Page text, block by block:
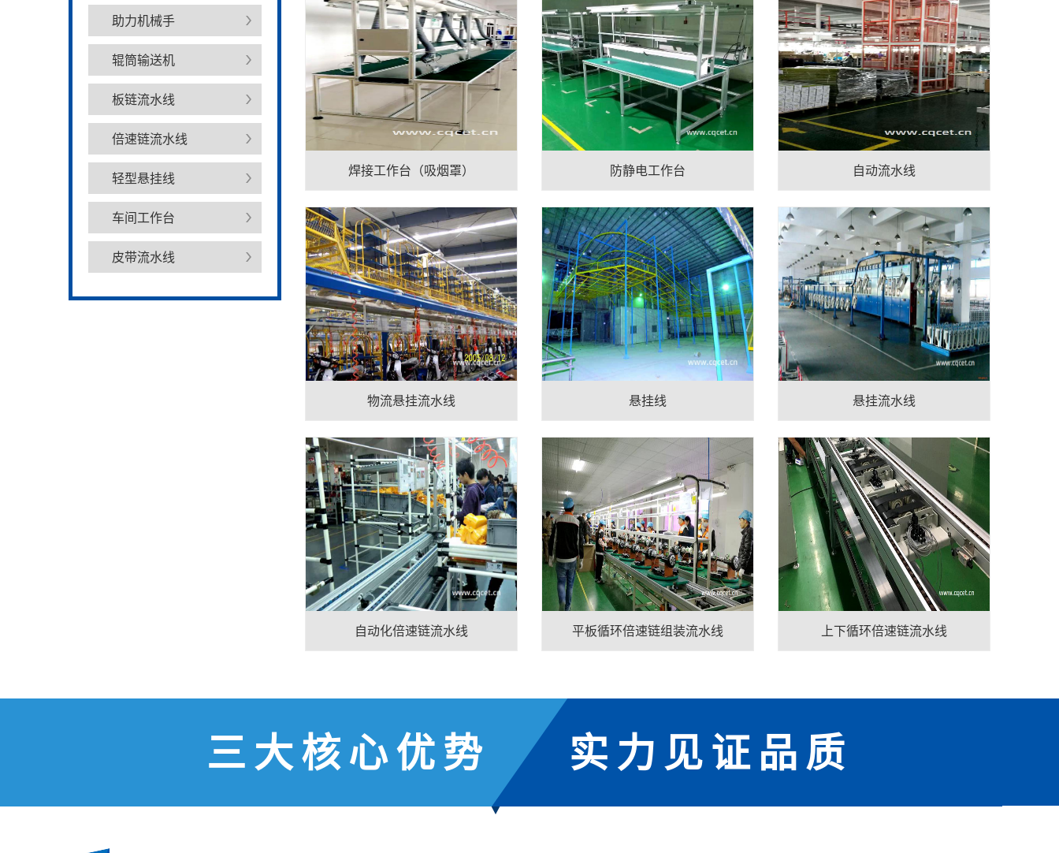
助力机械手
辊筒输送机
板链流水线
倍速链流水线
轻型悬挂线
车间工作台
皮带流水线
焊接工作台（吸烟罩） 防静电工作台 自动流水线
物流悬挂流水线 悬挂线 悬挂流水线
自动化倍速链流水线 平板循环倍速链组装流水线 上下循环倍速链流水线
三大核心优势 实力见证品质